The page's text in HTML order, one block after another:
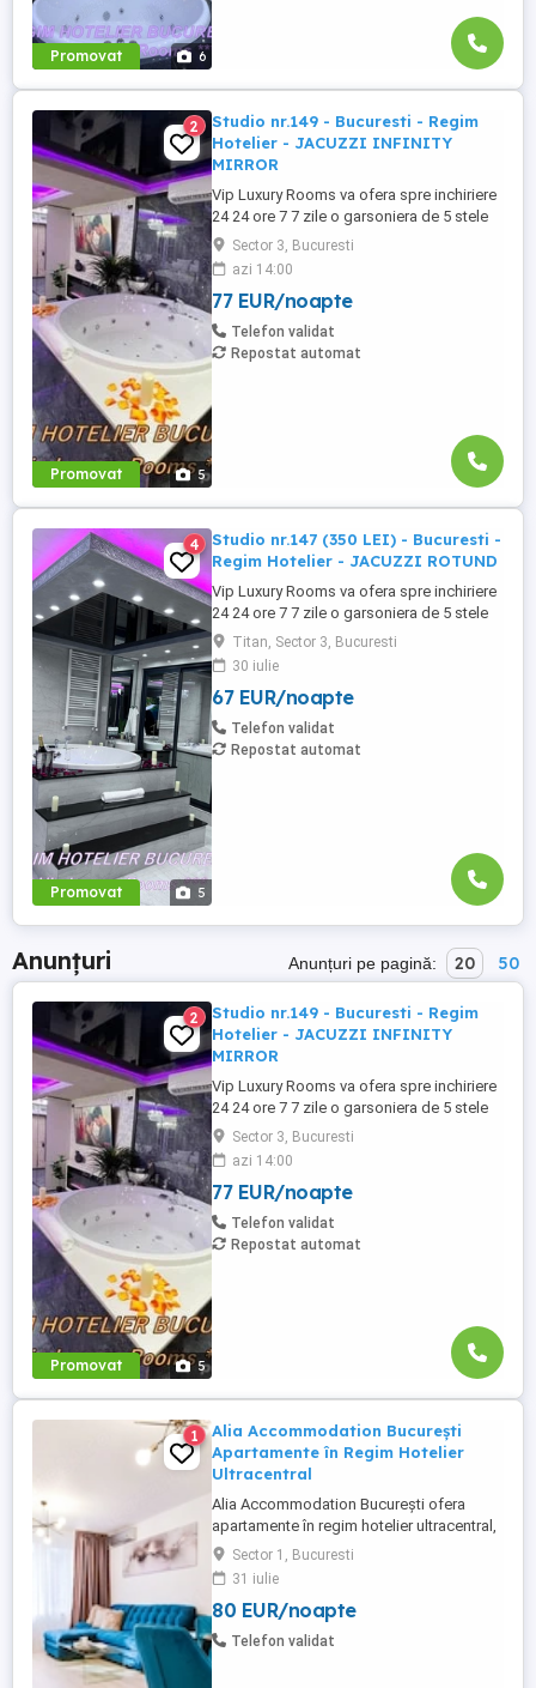
Promovat 6
Promovat 5
2
Studio nr.149 - Bucuresti - Regim
Hotelier - JACUZZI INFINITY
MIRROR
Vip Luxury Rooms va ofera spre inchiriere
24 24 ore 7 7 zile o garsoniera de 5 stele
Luxoase cu un desing unic si deosebit in
Sector 3 Bucuresti . Garsoniera se alfa in
Complex Rezidential Nou . Acces Bariera
Monitorizare Video in Complex ( de la
Politia Locala Sector 3 ) Loc de parcare
PRIVAT in complex ...
Sector 3, Bucuresti
azi 14:00
77 EUR/noapte
Telefon validat
Repostat automat
Promovat 5
4
Studio nr.147 (350 LEI) - Bucuresti -
Regim Hotelier - JACUZZI ROTUND
Vip Luxury Rooms va ofera spre inchiriere
24 24 ore 7 7 zile o garsoniera de 5 stele
Luxoase cu un desing unic si deosebit in
Sector 3 Bucuresti . Garsoniera se alfa in
Complex Rezidential Nou . Acces Bariera
Monitorizare Video in Complex ( de la
Politia Locala Sector 3 ) Loc de parcare
PRIVAT in complex ...
Titan, Sector 3, Bucuresti
30 iulie
67 EUR/noapte
Telefon validat
Repostat automat
Anunțuri Anunțuri pe pagină: 20 50
Promovat 5
2
Studio nr.149 - Bucuresti - Regim
Hotelier - JACUZZI INFINITY
MIRROR
Vip Luxury Rooms va ofera spre inchiriere
24 24 ore 7 7 zile o garsoniera de 5 stele
Luxoase cu un desing unic si deosebit in
Sector 3 Bucuresti . Garsoniera se alfa in
Complex Rezidential Nou . Acces Bariera
Monitorizare Video in Complex ( de la
Politia Locala Sector 3 ) Loc de parcare
PRIVAT in complex ...
Sector 3, Bucuresti
azi 14:00
77 EUR/noapte
Telefon validat
Repostat automat
1
Alia Accommodation București
Apartamente în Regim Hotelier
Ultracentral
Alia Accommodation București ofera
apartamente în regim hotelier ultracentral,
aproape de Centru Vechi și Calea Victoriei.
În inima Bucureștiului, foarte aproape de
Universitate, Sala Palatului, Centru Vechi și
Calea Victoriei Apartament complet
mobilat și utilat Living separat și dormitor
Sector 1, Bucuresti
31 iulie
80 EUR/noapte
Telefon validat